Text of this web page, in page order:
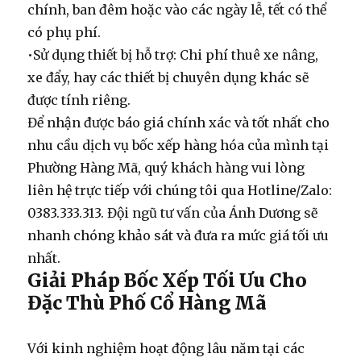
chính, ban đêm hoặc vào các ngày lễ, tết có thể
có phụ phí.
•Sử dụng thiết bị hỗ trợ: Chi phí thuê xe nâng,
xe đẩy, hay các thiết bị chuyên dụng khác sẽ
được tính riêng.
Để nhận được báo giá chính xác và tốt nhất cho
nhu cầu dịch vụ bốc xếp hàng hóa của mình tại
Phường Hàng Mã, quý khách hàng vui lòng
liên hệ trực tiếp với chúng tôi qua Hotline/Zalo:
0383.333.313. Đội ngũ tư vấn của Ánh Dương sẽ
nhanh chóng khảo sát và đưa ra mức giá tối ưu
nhất.
Giải Pháp Bốc Xếp Tối Ưu Cho
Đặc Thù Phố Cổ Hàng Mã
Với kinh nghiệm hoạt động lâu năm tại các